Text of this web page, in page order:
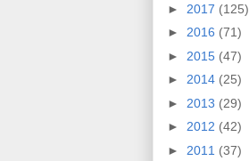
► 2017 (125)
► 2016 (71)
► 2015 (47)
► 2014 (25)
► 2013 (29)
► 2012 (42)
► 2011 (37)